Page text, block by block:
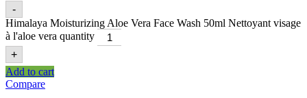
-
Himalaya Moisturizing Aloe Vera Face Wash 50ml Nettoyant visage
à l'aloe vera quantity
+
Add to cart
Compare